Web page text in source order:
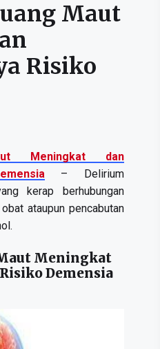
Maut
Risiko
Meningkat dan
– Delirium
kerap berhubungan
ataupun pencabutan
Meningkat
Demensia